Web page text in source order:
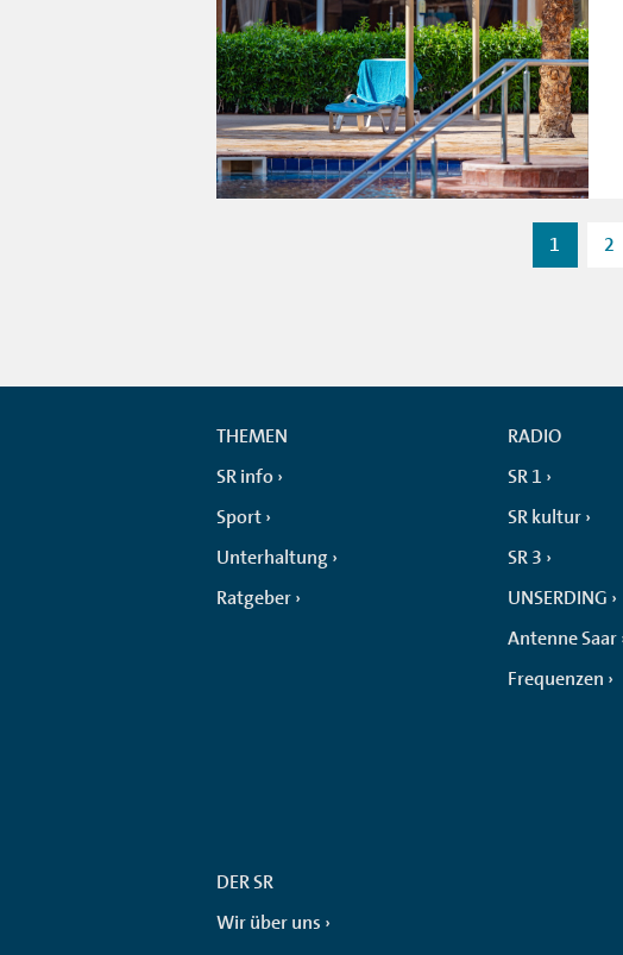
1 2
THEMEN
SR info
Sport
Unterhaltung
Ratgeber
RADIO
SR 1
SR kultur
SR 3
UNSERDING
Antenne Saar
Frequenzen
DER SR
Wir über uns